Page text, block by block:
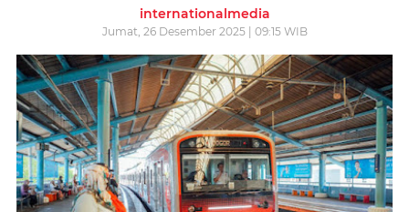
internationalmedia
Jumat, 26 Desember 2025 | 09:15 WIB